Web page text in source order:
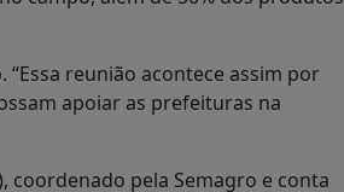
reunião acontece assim por
apoiar as prefeituras na
coordenado pela Semagro e conta